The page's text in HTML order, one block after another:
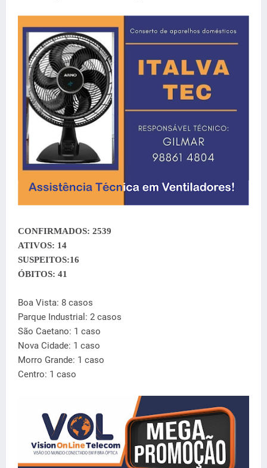
CONFIRMADOS: 2539
ATIVOS: 14
SUSPEITOS:16
ÓBITOS: 41
Boa Vista: 8 casos
Parque Industrial: 2 casos
São Caetano: 1 caso
Nova Cidade: 1 caso
Morro Grande: 1 caso
Centro: 1 caso